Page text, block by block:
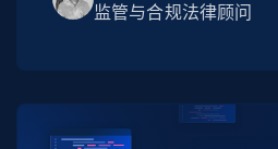
监管与合规法律顾问